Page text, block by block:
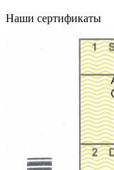
Наши сертификаты